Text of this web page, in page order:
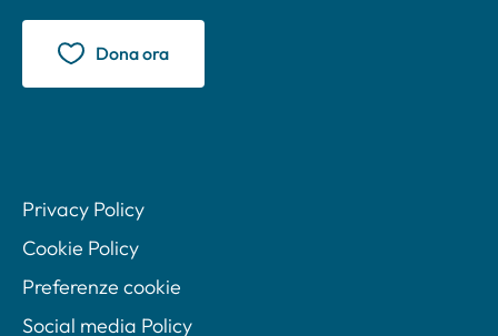
Dona ora
Privacy Policy
Cookie Policy
Preferenze cookie
Social media Policy